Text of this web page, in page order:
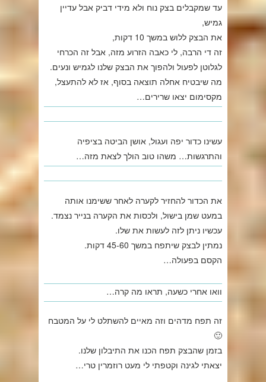
עד שמקבלים בצק נוח ולא מידי דביק אבל עדיין
גמיש,
את הבצק ללוש במשך 10 דקות,
זה די הרבה, לי כאבה הזרוע מזה, אבל זה הכרחי
לגלוטן לפעול ולהפוך את הבצק שלנו לגמיש ונעים.
מה שיבטיח אחלה תוצאה בסוף, אז לא להתעצל,
מקסימום יצאו שרירים…
עשינו כדור יפה ועגול, אושן הביטה בציפיה
והתרגשות… משהו טוב הולך לצאת מזה…
את הכדור להחזיר לקערה לאחר ששימנו אותה
במעט שמן בישול, ולכסות את הקערה בנייר נצמד.
עכשיו ניתן לזה לעשות את שלו.
נמתין לבצק שיתפח במשך 45-60 דקות.
הקסם בפעולה…
וואו אחרי כשעה, תראו מה קרה…
זה תפח מדהים וזה מאיים להשתלט לי על המטבח
🙂
בזמן שהבצק תפח הכנו את התיבלון שלנו.
יצאתי לגינה וקטפתי לי מעט רוזמרין טרי…